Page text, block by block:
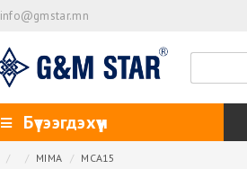
info@gmstar.mn
Бүтээгдэхүүн
MIMA MCA15